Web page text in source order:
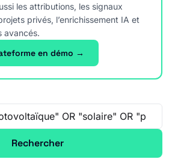
les attributions, les signaux
privés, l’enrichissement IA et
avancés.
en démo →
Rechercher